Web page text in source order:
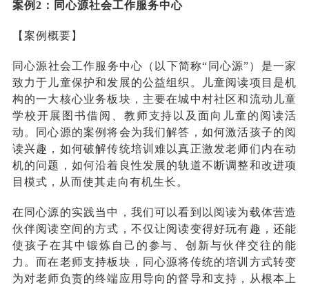
案例2：同心源社会工作服务中心
【案例概要】
同心源社会工作服务中心（以下简称“同心源”）是一家
致力于儿童保护和发展的公益组织。儿童阅读项目是机
构的一大核心业务板块，主要在城中村社区和流动儿童
学校开展图书借阅、教师支持以及面向儿童的阅读活
动。同心源的案例将会为我们解答，如何激活孩子的阅
读兴趣，如何破解传统培训难以真正激发老师们内在动
机的问题，如何沿着良性发展的轨道不断调整和改进项
目模式，从而使其走向有机生长。
在同心源的实践当中，我们可以看到以阅读为载体营造
伙伴阅读空间的方式，不仅让阅读变得好玩有趣，还能
使孩子在其中锻炼自己的参与、创新与伙伴交往的能
力。而在老师支持板块，同心源将传统的培训方式转变
为对老师负责的终端应用导向的督导和支持，从根本上